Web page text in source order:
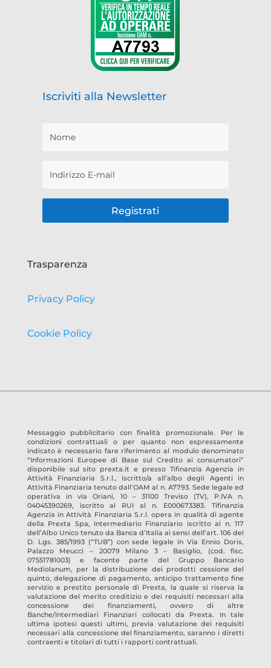
Iscriviti alla Newsletter
Registrati
Trasparenza
Privacy Policy
Cookie Policy
Messaggio pubblicitario con finalità promozionale. Per le
condizioni contrattuali o per quanto non espressamente
indicato è necessario fare riferimento al modulo denominato
“Informazioni Europee di Base sul Credito ai consumatori”
disponibile sul sito prexta.it e presso Tifinanzia Agenzia in
Attività Finanziaria S.r.l., iscritto/a all’albo degli Agenti in
Attività Finanziaria tenuto dall’OAM al n. A7793. Sede legale ed
operativa in via Oriani, 10 – 31100 Treviso (TV), P.IVA n.
04045390269, iscritto al RUI al n. E000673383.Tifinanzia
Agenzia in Attività Finanziaria S.r.l. opera in qualità di agente
della Prexta Spa, Intermediario Finanziario iscritto al n. 117
dell’Albo Unico tenuto da Banca d’Italia ai sensi dell’art. 106 del
D. Lgs. 385/1993 (“TUB”) con sede legale in Via Ennio Doris,
Palazzo Meucci – 20079 Milano 3 – Basiglio, (cod. fisc.
07551781003) e facente parte del Gruppo Bancario
Mediolanum, per la distribuzione dei prodotti cessione del
quinto, delegazione di pagamento, anticipo trattamento fine
servizio e prestito personale di Prexta, la quale si riserva la
valutazione del merito creditizio e dei requisiti necessari alla
concessione dei finanziamenti, ovvero di altre
Banche/Intermediari Finanziari collocati da Prexta. In tale
ultima ipotesi questi ultimi, previa valutazione dei requisiti
necessari alla concessione del finanziamento, saranno i diretti
contraenti e titolari di tutti i rapporti contrattuali.